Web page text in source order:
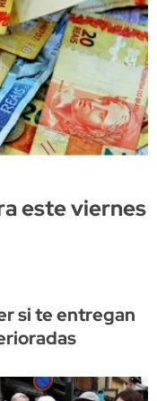
este viernes
si te entregan